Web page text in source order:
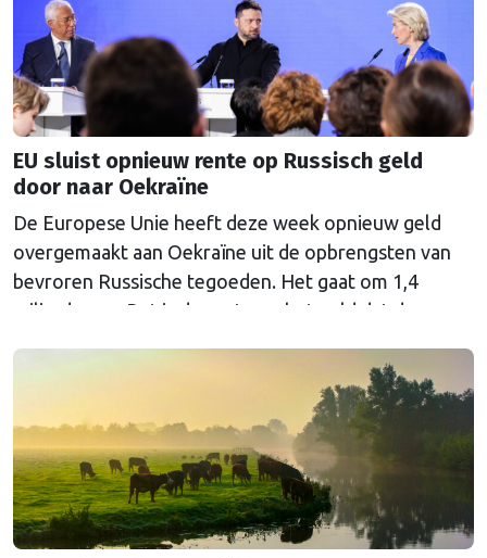
EU sluist opnieuw rente op Russisch geld
door naar Oekraïne
De Europese Unie heeft deze week opnieuw geld
overgemaakt aan Oekraïne uit de opbrengsten van
bevroren Russische tegoeden. Het gaat om 1,4
miljard euro. Dat is de rente op het geld dat de
Euroclear parkeerde. De EU bevroor dat geld na de
Continued